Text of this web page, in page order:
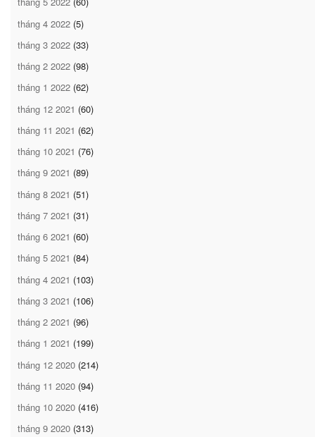
tháng 4 2022 (5)
tháng 3 2022 (33)
tháng 2 2022 (98)
tháng 1 2022 (62)
tháng 12 2021 (60)
tháng 11 2021 (62)
tháng 10 2021 (76)
tháng 9 2021 (89)
tháng 8 2021 (51)
tháng 7 2021 (31)
tháng 6 2021 (60)
tháng 5 2021 (84)
tháng 4 2021 (103)
tháng 3 2021 (106)
tháng 2 2021 (96)
tháng 1 2021 (199)
tháng 12 2020 (214)
tháng 11 2020 (94)
tháng 10 2020 (416)
tháng 9 2020 (313)